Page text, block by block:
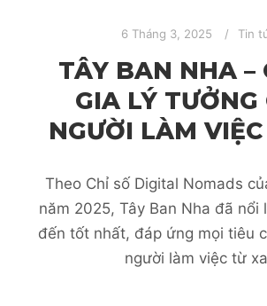
6 Tháng 3, 2025 Tin
TÂY BAN NHA –
GIA LÝ TƯỞNG
NGƯỜI LÀM
Theo Chỉ số Digital Nomads
năm 2025, Tây Ban Nha đã nổi
đến tốt nhất, đáp ứng mọi tiêu
người làm việc từ